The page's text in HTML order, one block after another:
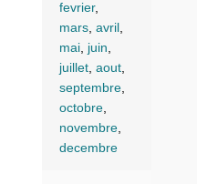
fevrier,
mars, avril ,
mai, juin,
juillet, aout,
septembre,
octobre,
novembre,
decembre